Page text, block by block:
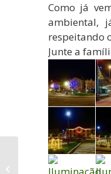
Como já
ambiental,
respeitando
Junte a
Figueira de Castelo
Rodrigo já abriu portas